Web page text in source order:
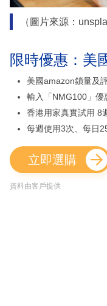
（圖片來源：
限時優惠：美
美國amazon鎖量及
輸入「NMG100」優
香港用家真實試用 8
每週使用3次、每日
立即選購
資料由客戶提供